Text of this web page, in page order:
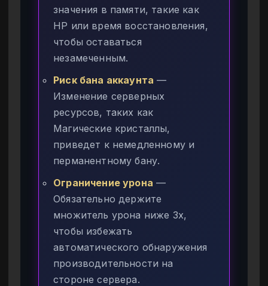
значения в памяти, такие как
HP или время восстановления,
чтобы оставаться
незамеченным.
Риск бана аккаунта —
Изменение серверных
ресурсов, таких как
Магические кристаллы,
приведет к немедленному и
перманентному бану.
Ограничение урона —
Обязательно держите
множитель урона ниже 3x,
чтобы избежать
автоматического обнаружения
производительности на
стороне сервера.